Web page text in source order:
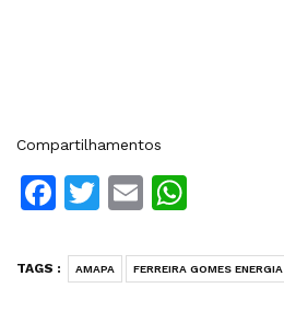
Compartilhamentos
Facebook
Twitter
Email
TAGS : AMAPA FERREIRA GOMES ENERGIA